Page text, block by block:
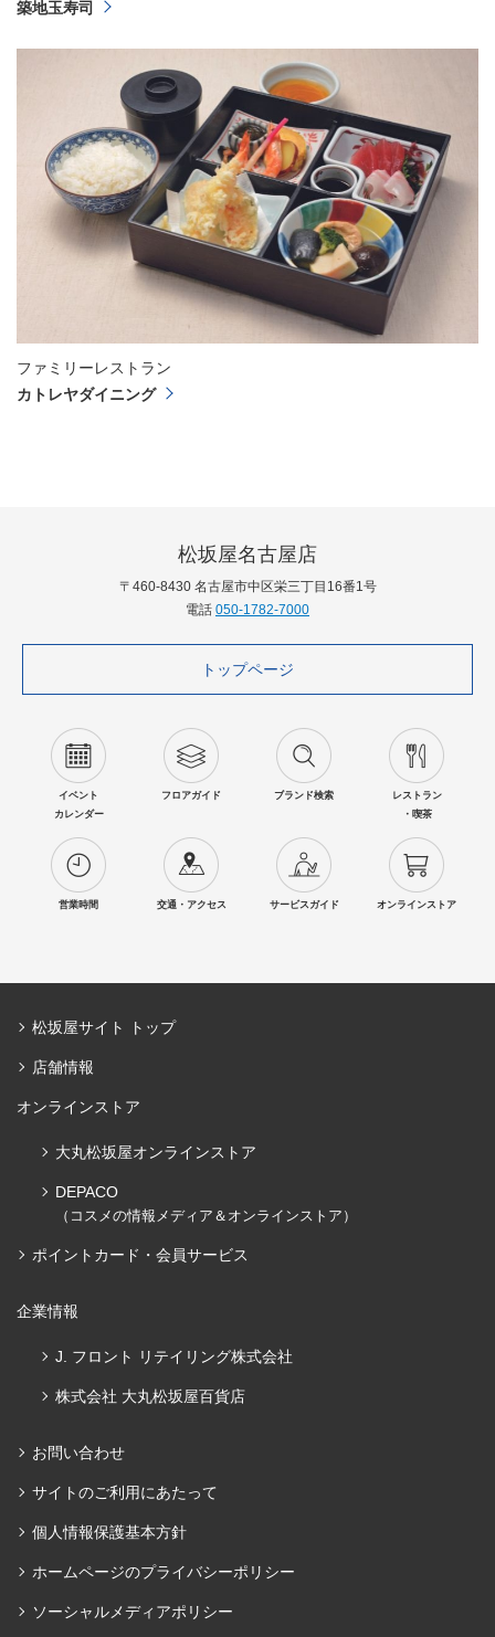
築地玉寿司
ファミリーレストラン
カトレヤダイニング
松坂屋名古屋店
〒460-8430 名古屋市中区栄三丁目16番1号
電話 050-1782-7000
トップページ
イベント
カレンダー
フロアガイド ブランド検索
レストラン
・喫茶
営業時間 交通・アクセス サービスガイド オンラインストア
松坂屋サイト トップ
店舗情報
オンラインストア
大丸松坂屋オンラインストア
DEPACO
（コスメの情報メディア＆オンラインストア）
ポイントカード・会員サービス
企業情報
J. フロント リテイリング株式会社
株式会社 大丸松坂屋百貨店
お問い合わせ
サイトのご利用にあたって
個人情報保護基本方針
ホームページのプライバシーポリシー
ソーシャルメディアポリシー